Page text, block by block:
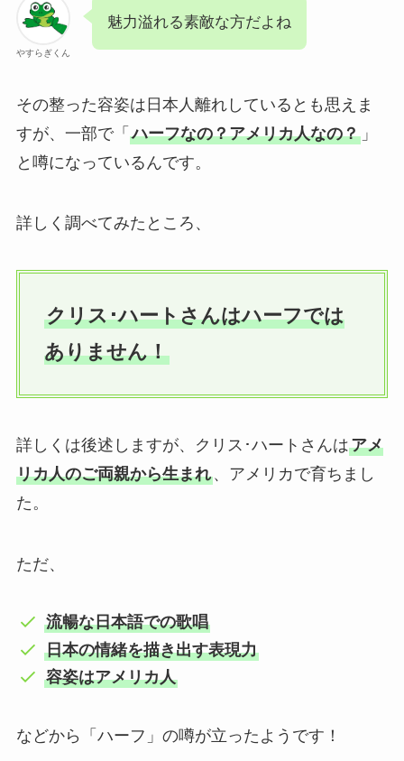
やすらぎくん
魅力溢れる素敵な方だよね
その整った容姿は日本人離れしているとも思えま
すが、一部で「 ハーフなの？アメリカ人なの？」
と噂になっているんです。
詳しく調べてみたところ、
クリス･ハートさんはハーフでは
ありません！
詳しくは後述しますが、クリス･ハートさんはアメ
リカ人のご両親から生まれ、アメリカで育ちまし
た。
ただ、
流暢な日本語での歌唱
日本の情緒を描き出す表現力
容姿はアメリカ人
などから「ハーフ」の噂が立ったようです！